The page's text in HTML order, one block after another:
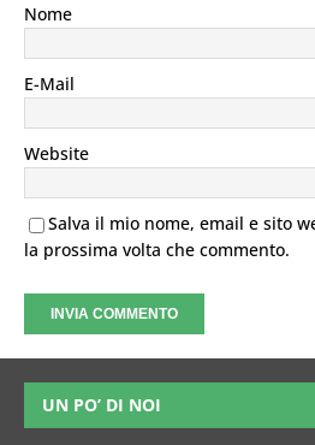
Nome
E-Mail
Website
Salva il mio nome, email e sito
la prossima volta che commento.
UN PO’ DI NOI